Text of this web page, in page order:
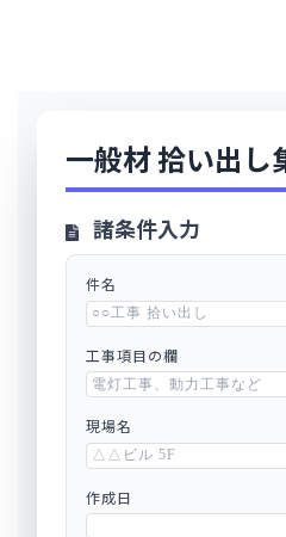
一般材 拾い出し
諸条件入力
件名
工事項目の欄
現場名
作成日